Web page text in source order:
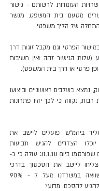
העומדות לרשותם - גישור
מטעם בית המשפט, מגשר
התחלה של הליך משפטי.
הפרטי וגם מקבל זוגות דרך
(עלות הגישור זהה ואין חשיבות
פרטי או דרך בית המשפט).
נמצא בשלבים ראשוניים וביצועו
רבות, נקווה כי לכך יהיו פתרונות
ביהמ"ש פועלים ליישב את
הצדדים להגיש תביעות
משפטיות. מנתונים שפורסמו ביום 31.1.18 עולה כי כ-
הצליחו ליישב את הסכסוך בדרכי
שלום. לשם ההשוואה במשרדנו מעל ל - 90%
להסכם. מדוע?